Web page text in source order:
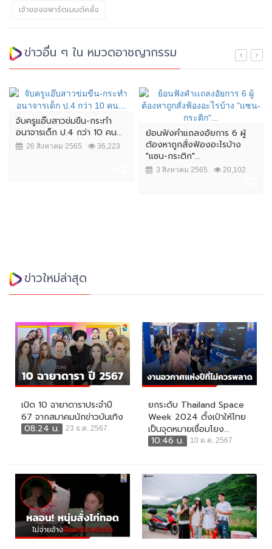
เจ้าของอพาร์ตเมนต์คลั่ง
ข่าวอื่น ๆ ใน หมวดอาชญากรรม
จับครูแอ๊บสาวข่มขืน-กระทำ
อนาจารเด็ก ป.4 กว่า 10 คน...
26 สิงหาคม 2565 36,223
ย้อนฟังคำเเถลงอัยการ 6 ผู้
ต้องหาถูกสั่งฟ้องอะไรบ้าง
"แซน-กระติก"...
3 สิงหาคม 2565 20,102
ข่าวใหม่ล่าสุด
เปิด 10 ฉายาดาราประจำปี
67 จากสมาคมนักข่าวบันเทิง
08:24 น.
23 ธ.ค. 2567
ยกระดับ Thailand Space
Week 2024 ตั้งเป้าให้ไทย
เป็นจุดหมายเชื่อมโยง...
10:46 น.
10 ต.ค. 2567